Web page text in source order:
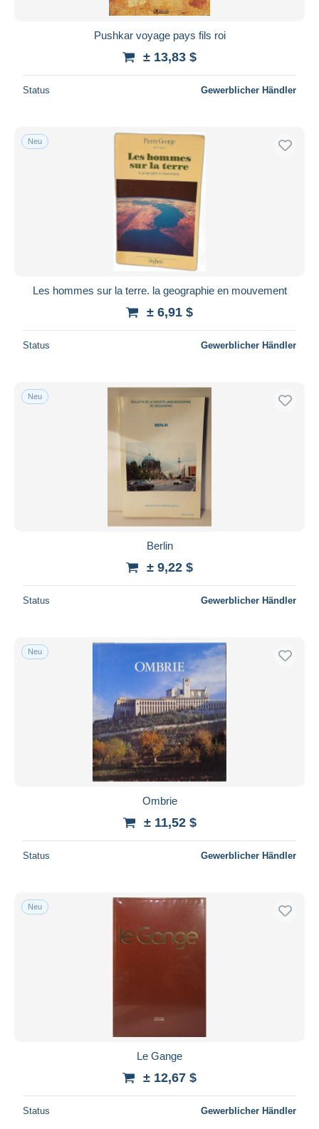
Pushkar voyage pays fils roi
± 13,83 $
Status Gewerblicher Händler
Neu
Les hommes sur la terre. la geographie en mouvement
± 6,91 $
Status Gewerblicher Händler
Neu
Berlin
± 9,22 $
Status Gewerblicher Händler
Neu
Ombrie
± 11,52 $
Status Gewerblicher Händler
Neu
Le Gange
± 12,67 $
Status Gewerblicher Händler